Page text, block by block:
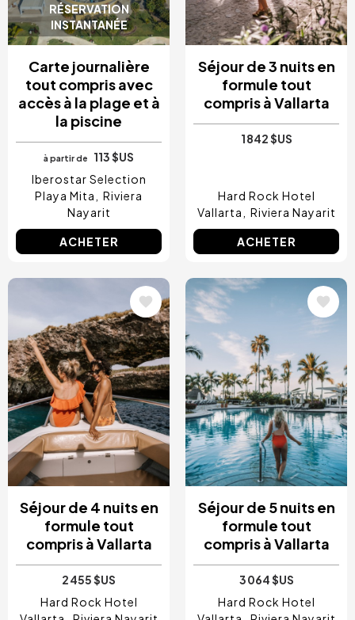
RÉSERVATION
INSTANTANÉE
Carte journalière
tout compris avec
accès à la plage et à
la piscine
à partir de
113 $US
Iberostar Selection
Playa Mita
Riviera
Nayarit
ACHETER
Séjour de 3 nuits en
formule tout
compris à Vallarta
1 842 $US
Hard Rock Hotel
Vallarta
Riviera Nayarit
ACHETER
Image
Séjour de 4 nuits en
formule tout
compris à Vallarta
2 455 $US
Hard Rock Hotel
Image
Séjour de 5 nuits en
formule tout
compris à Vallarta
3 064 $US
Hard Rock Hotel